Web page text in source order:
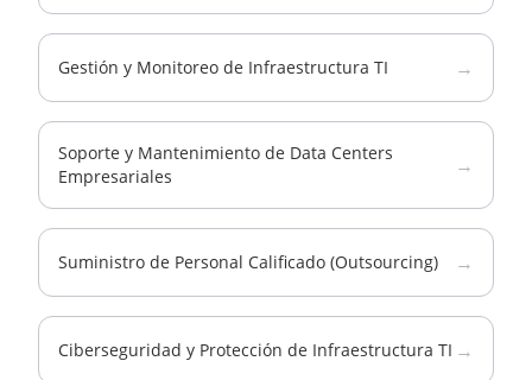
Gestión y Monitoreo de Infraestructura TI →
Soporte y Mantenimiento de Data Centers
Empresariales
→
Suministro de Personal Calificado (Outsourcing) →
Ciberseguridad y Protección de Infraestructura TI →